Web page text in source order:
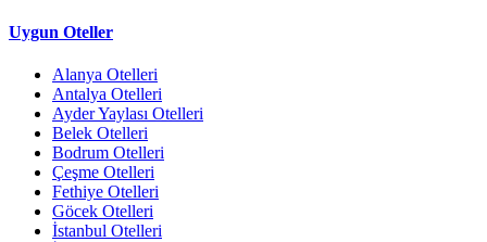
Uygun Oteller
Alanya Otelleri
Antalya Otelleri
Ayder Yaylası Otelleri
Belek Otelleri
Bodrum Otelleri
Çeşme Otelleri
Fethiye Otelleri
Göcek Otelleri
İstanbul Otelleri